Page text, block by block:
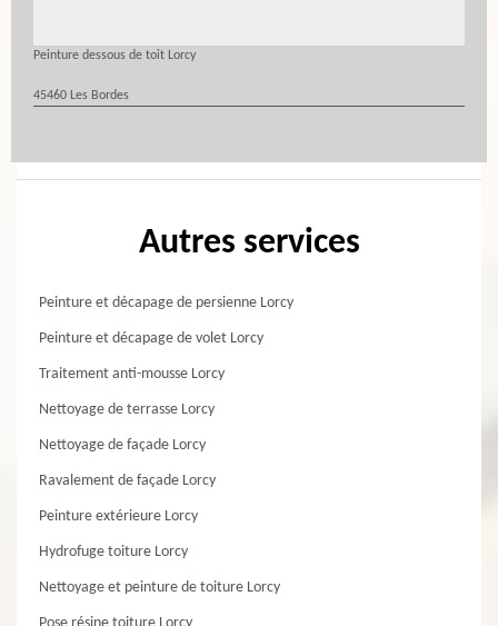
Peinture dessous de toit Lorcy
45460 Les Bordes
Autres services
Peinture et décapage de persienne Lorcy
Peinture et décapage de volet Lorcy
Traitement anti-mousse Lorcy
Nettoyage de terrasse Lorcy
Nettoyage de façade Lorcy
Ravalement de façade Lorcy
Peinture extérieure Lorcy
Hydrofuge toiture Lorcy
Nettoyage et peinture de toiture Lorcy